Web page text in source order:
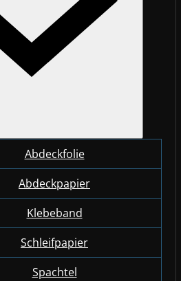
Abdeckfolie
Abdeckpapier
Klebeband
Schleifpapier
Spachtel